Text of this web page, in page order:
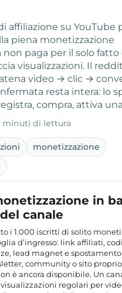
affiliazione su YouTube
piena monetizzazione
paga per il solo fatto
visualizzazioni. Il
video → clic →
resta intera: lo
compra, attiva
minuti di lettura
monetizzazione
in
canale
i 1.000 iscritti di solito
d’ingresso: link affiliati,
lead magnet e
community o sito
è ancora disponibile. Un
regolari per